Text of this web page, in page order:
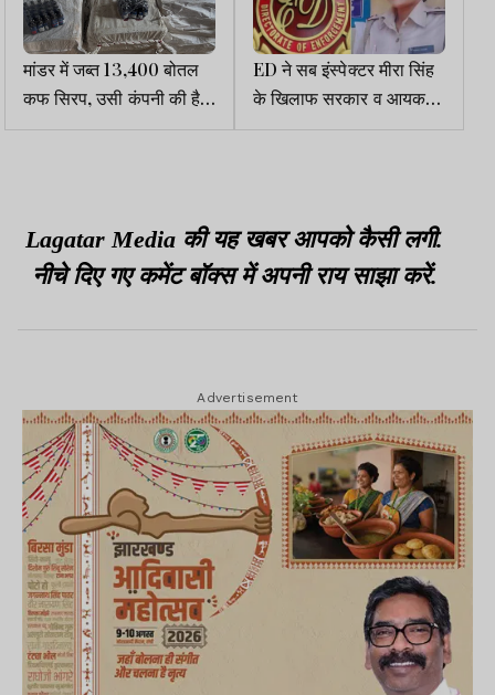
मांडर में जब्त 13,400 बोतल
कफ सिरप, उसी कंपनी की है,
जिसके खिलाफ CID व हटिया
ED ने सब इंस्पेक्टर मीरा सिंह
के खिलाफ सरकार व आयकर
से कार्रवाई की अनुशंसा की
Lagatar Media की यह खबर आपको कैसी लगी.
नीचे दिए गए कमेंट बॉक्स में अपनी राय साझा करें.
Advertisement